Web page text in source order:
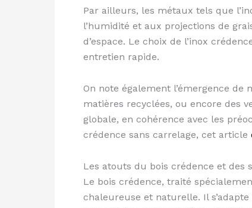
Par ailleurs, les métaux tels que
l’humidité et aux projections de
d’espace. Le choix de l’inox
entretien rapide.
On note également l’émergence
matières recyclées, ou encore des
globale, en cohérence avec les
crédence sans carrelage, cet article
Les atouts du bois crédence et des
Le bois crédence, traité
chaleureuse et naturelle. Il